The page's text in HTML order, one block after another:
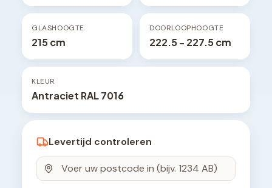
GLASHOOGTE
215 cm
DOORLOOPHOOGTE
222.5 - 227.5 cm
KLEUR
Antraciet RAL 7016
Levertijd controleren